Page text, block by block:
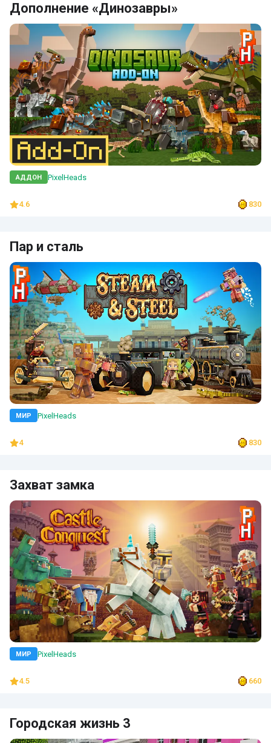
Дополнение «Динозавры»
АДДОН PixelHeads
4.6 830
Пар и сталь
МИР PixelHeads
4 830
Захват замка
МИР PixelHeads
4.5 660
Городская жизнь 3